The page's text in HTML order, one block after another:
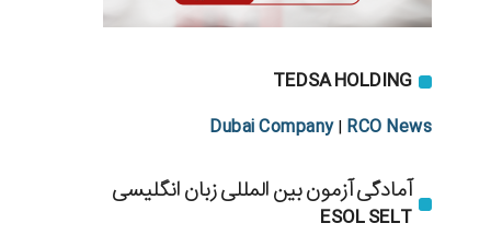
TEDSA HOLDING
Dubai Company| RCO News
آمادگی آزمون بین المللی زبان انگلیسی
ESOL SELT